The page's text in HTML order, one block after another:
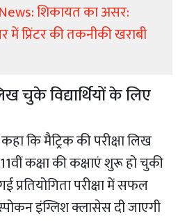
शिकायत का असर:
में प्रिंटर की तकनीकी खराबी
चुके विद्यार्थियों के लिए
कि मैट्रिक की परीक्षा लिख
कक्षा की कक्षाएं शुरू हो चुकी
प्रतियोगिता परीक्षा में सफल
स्पोकन इंग्लिश क्लासेस दी जाएगी